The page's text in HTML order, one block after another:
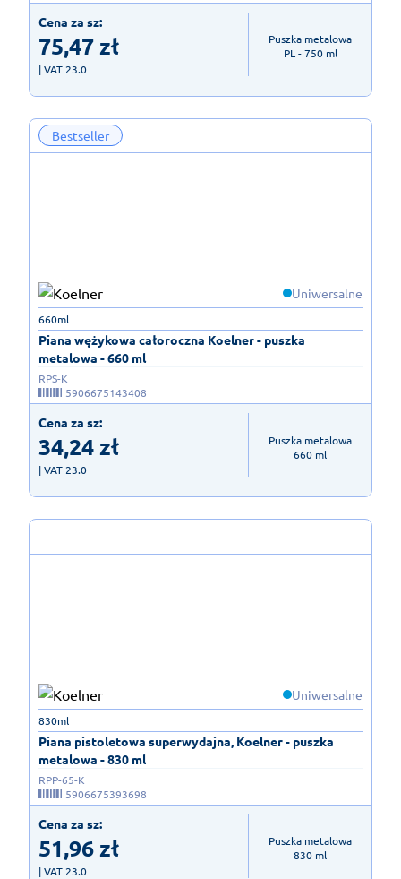
Cena za sz:
75,47zł
| VAT 23.0
Puszka metalowa
PL - 750 ml
Bestseller
Uniwersalne
Piana wężykowa całoroczna Koelner - puszka
metalowa - 660 ml
660ml
RPS-K
5906675143408
Cena za sz:
34,24zł
| VAT 23.0
Puszka metalowa
660 ml
Uniwersalne
Piana pistoletowa superwydajna, Koelner - puszka
metalowa - 830 ml
830ml
RPP-65-K
5906675393698
Cena za sz:
51,96zł
| VAT 23.0
Puszka metalowa
830 ml